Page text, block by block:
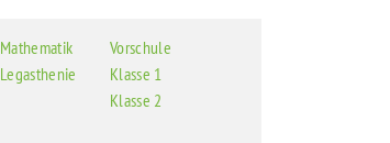
Mathematik
Legasthenie
Vorschule
Klasse 1
Klasse 2